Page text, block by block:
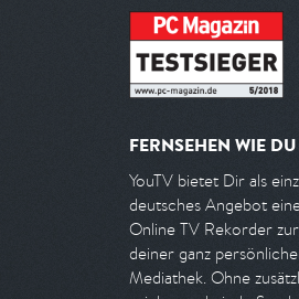
FERNSEHEN WIE
YouTV bietet Dir als
deutsches Angebot
Online TV Rekorder
deiner ganz
Mediathek. Ohne